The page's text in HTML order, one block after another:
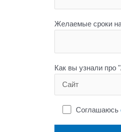
Желаемые сроки
Как вы узнали про
Соглашаюсь